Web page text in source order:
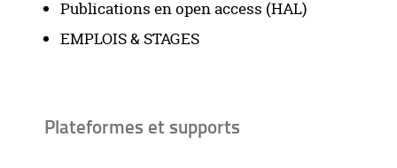
Publications en open access (HAL)
EMPLOIS & STAGES
Plateformes et supports